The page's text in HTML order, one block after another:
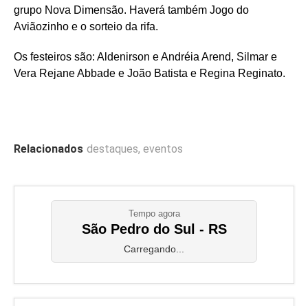
grupo Nova Dimensão. Haverá também Jogo do
Aviãozinho e o sorteio da rifa.
Os festeiros são: Aldenirson e Andréia Arend, Silmar e
Vera Rejane Abbade e João Batista e Regina Reginato.
Relacionados destaques, eventos
Tempo agora
São Pedro do Sul - RS
Carregando...